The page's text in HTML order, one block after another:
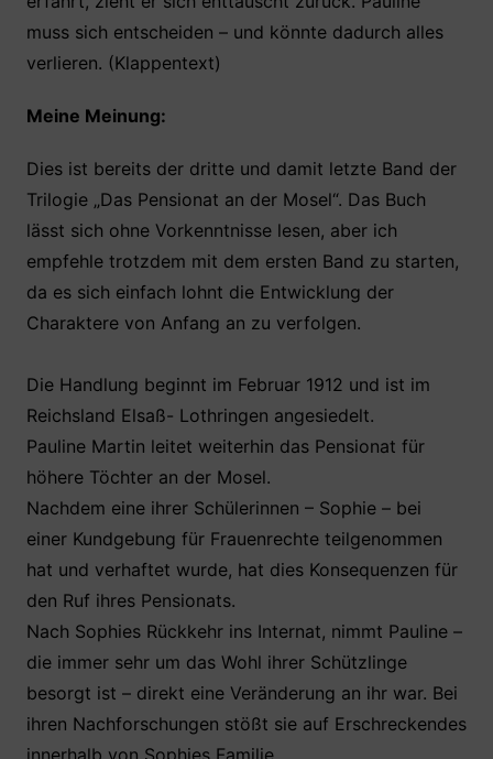
muss sich entscheiden – und könnte dadurch alles
verlieren. (Klappentext)
Meine Meinung:
Dies ist bereits der dritte und damit letzte Band der
Trilogie „Das Pensionat an der Mosel“. Das Buch
lässt sich ohne Vorkenntnisse lesen, aber ich
empfehle trotzdem mit dem ersten Band zu starten,
da es sich einfach lohnt die Entwicklung der
Charaktere von Anfang an zu verfolgen.
Die Handlung beginnt im Februar 1912 und ist im
Reichsland Elsaß- Lothringen angesiedelt.
Pauline Martin leitet weiterhin das Pensionat für
höhere Töchter an der Mosel.
Nachdem eine ihrer Schülerinnen – Sophie – bei
einer Kundgebung für Frauenrechte teilgenommen
hat und verhaftet wurde, hat dies Konsequenzen für
den Ruf ihres Pensionats.
Nach Sophies Rückkehr ins Internat, nimmt Pauline –
die immer sehr um das Wohl ihrer Schützlinge
besorgt ist – direkt eine Veränderung an ihr war. Bei
ihren Nachforschungen stößt sie auf Erschreckendes
innerhalb von Sophies Familie.